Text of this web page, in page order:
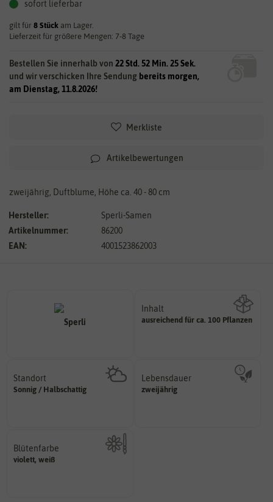
sofort lieferbar
gilt für 8 Stück am Lager.
Lieferzeit für größere Mengen: 7-8 Tage
Bestellen Sie innerhalb von 22 Std. 52 Min. 25 Sek.
und wir verschicken Ihre Sendung bereits morgen,
am Dienstag, 11.8.2026!
Merkliste
Artikelbewertungen
zweijährig, Duftblume, Höhe ca. 40 - 80 cm
Hersteller:
Sperli-Samen
Artikelnummer:
86200
EAN:
4001523862003
Inhalt
ausreichend für ca. 100 Pflanzen
Wie viel ist enthalten
Standort
Sonnig / Halbschattig
Pflanze? (schattig, halbschattig,
sonnig, vollsonnig)
Lebensdauer
zweijährig
einjährig, zweijährig oder
mehrjährig.
Blütenfarbe
violett, weiß
Kann auch mehrfarbig sein.